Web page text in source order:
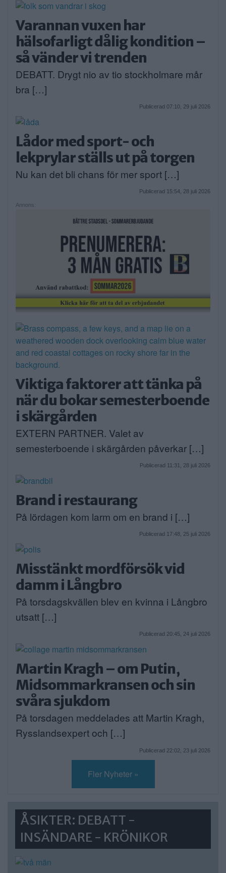
Varannan vuxen har
hälsofarligt dålig kondition –
så vänder vi trenden
DEBATT. Drygt nio av tio stockholmare mår
bra […]
Publicerad 07:10, 29 juli 2026
Lådor med sport- och
lekprylar ställs ut på torgen
Nu kan det bli chans för mer sport […]
Publicerad 15:54, 28 juli 2026
Annons:
Viktiga faktorer att tänka på
när du bokar semesterboende
i skärgården
EXTERN PARTNER. Valet av
semesterboende i skärgården påverkar […]
Publicerad 11:31, 28 juli 2026
Brand i restaurang
På lördagen kom larm om en brand i […]
Publicerad 17:48, 25 juli 2026
Misstänkt mordförsök vid
damm i Långbro
På torsdagskvällen blev en kvinna i Långbro
utsatt […]
Publicerad 20:45, 24 juli 2026
Martin Kragh – om Putin,
Midsommarkransen och sin
svåra sjukdom
På torsdagen meddelades att Martin Kragh,
Rysslandsexpert och […]
Publicerad 22:02, 23 juli 2026
Fler Nyheter »
ÅSIKTER: DEBATT -
INSÄNDARE - KRÖNIKOR